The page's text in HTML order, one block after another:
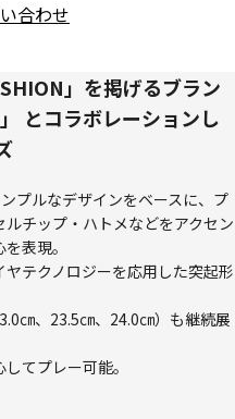
合わせ
」を掲げるブラン
とコラボレーションし
プルなデザインをベースに、プ
チップ・ハトメなどをアクセン
表現。
テクノロジーを応用した突起形
㎝、23.5㎝、24.0㎝）も継続展
てプレー可能。